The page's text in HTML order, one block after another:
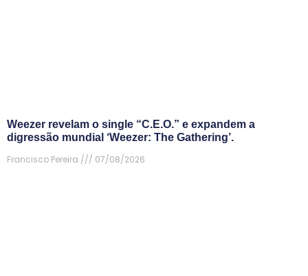
Weezer revelam o single “C.E.O.” e expandem a
digressão mundial ‘Weezer: The Gathering’.
Francisco Pereira
07/08/2026